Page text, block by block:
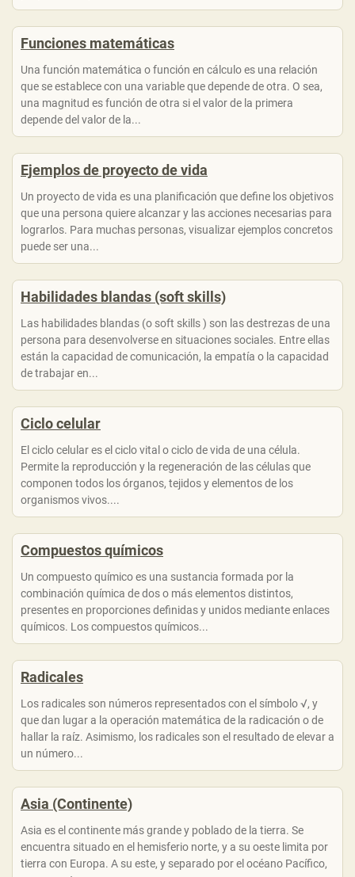
Funciones matemáticas
Una función matemática o función en cálculo es una relación
que se establece con una variable que depende de otra. O sea,
una magnitud es función de otra si el valor de la primera
depende del valor de la...
Ejemplos de proyecto de vida
Un proyecto de vida es una planificación que define los objetivos
que una persona quiere alcanzar y las acciones necesarias para
lograrlos. Para muchas personas, visualizar ejemplos concretos
puede ser una...
Habilidades blandas (soft skills)
Las habilidades blandas (o soft skills ) son las destrezas de una
persona para desenvolverse en situaciones sociales. Entre ellas
están la capacidad de comunicación, la empatía o la capacidad
de trabajar en...
Ciclo celular
El ciclo celular es el ciclo vital o ciclo de vida de una célula.
Permite la reproducción y la regeneración de las células que
componen todos los órganos, tejidos y elementos de los
organismos vivos....
Compuestos químicos
Un compuesto químico es una sustancia formada por la
combinación química de dos o más elementos distintos,
presentes en proporciones definidas y unidos mediante enlaces
químicos. Los compuestos químicos...
Radicales
Los radicales son números representados con el símbolo √, y
que dan lugar a la operación matemática de la radicación o de
hallar la raíz. Asimismo, los radicales son el resultado de elevar a
un número...
Asia (Continente)
Asia es el continente más grande y poblado de la tierra. Se
encuentra situado en el hemisferio norte, y a su oeste limita por
tierra con Europa. A su este, y separado por el océano Pacífico,